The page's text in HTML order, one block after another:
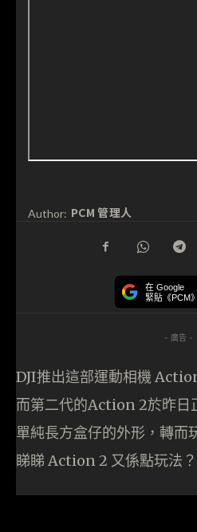
Author: PCM 管理人
在 Google
緊貼《PCM
- 廣告 -
DJI推出這部運動相機
而第二代的Action 2於昨日
單純長方盒仔的外形，轉而
睇睇 Action 2 又係點玩法？